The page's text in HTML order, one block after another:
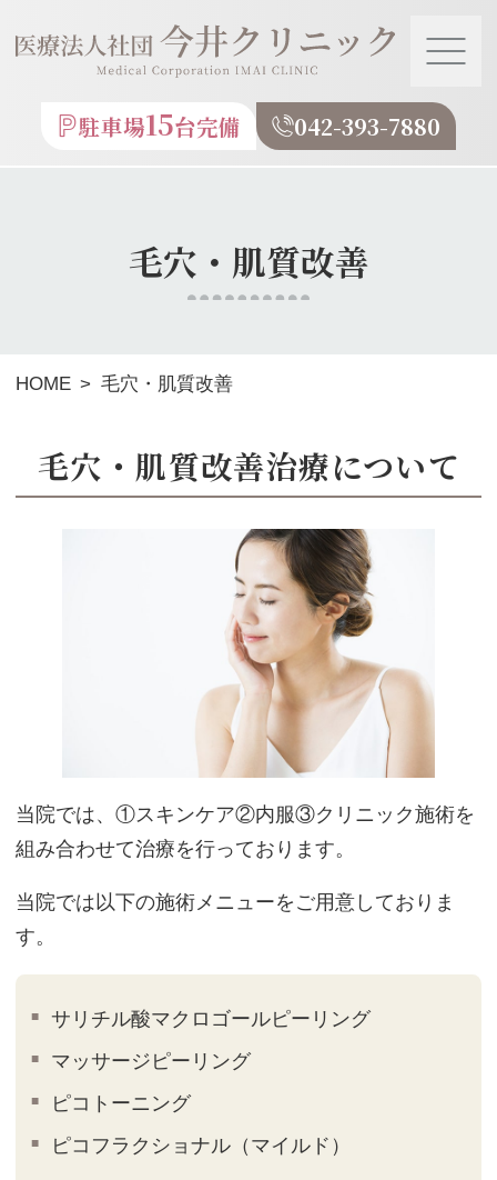
駐車場15台完備 042-393-7880
HOME 毛穴・肌質改善
毛穴・肌質改善
毛穴・肌質改善治療について
当院では、①スキンケア②内服③クリニック施術を
組み合わせて治療を行っております。
当院では以下の施術メニューをご用意しておりま
す。
サリチル酸マクロゴールピーリング
マッサージピーリング
ピコトーニング
ピコフラクショナル（マイルド）